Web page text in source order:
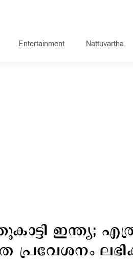
Entertainment Nattuvartha
ഇന്ത്യ;
പ്രവേശനം